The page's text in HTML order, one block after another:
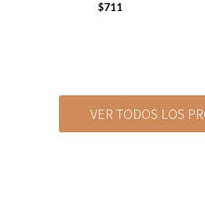
$711
VER TODOS LOS